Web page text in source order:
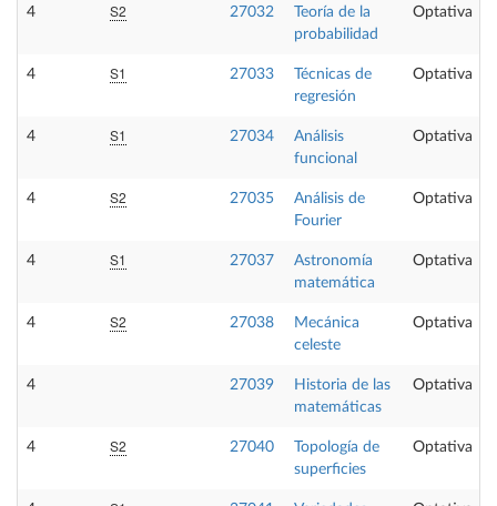
4 S2 27032
Teoría de la
probabilidad
Optativa
4 S1 27033
Técnicas de
regresión
Optativa
4 S1 27034
Análisis
funcional
Optativa
4 S2 27035
Análisis de
Fourier
Optativa
4 S1 27037
Astronomía
matemática
Optativa
4 S2 27038
Mecánica
celeste
Optativa
4 27039
Historia de las
matemáticas
Optativa
4 S2 27040
Topología de
superficies
Optativa